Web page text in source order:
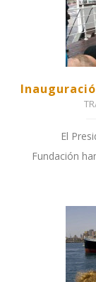
El
Fundación